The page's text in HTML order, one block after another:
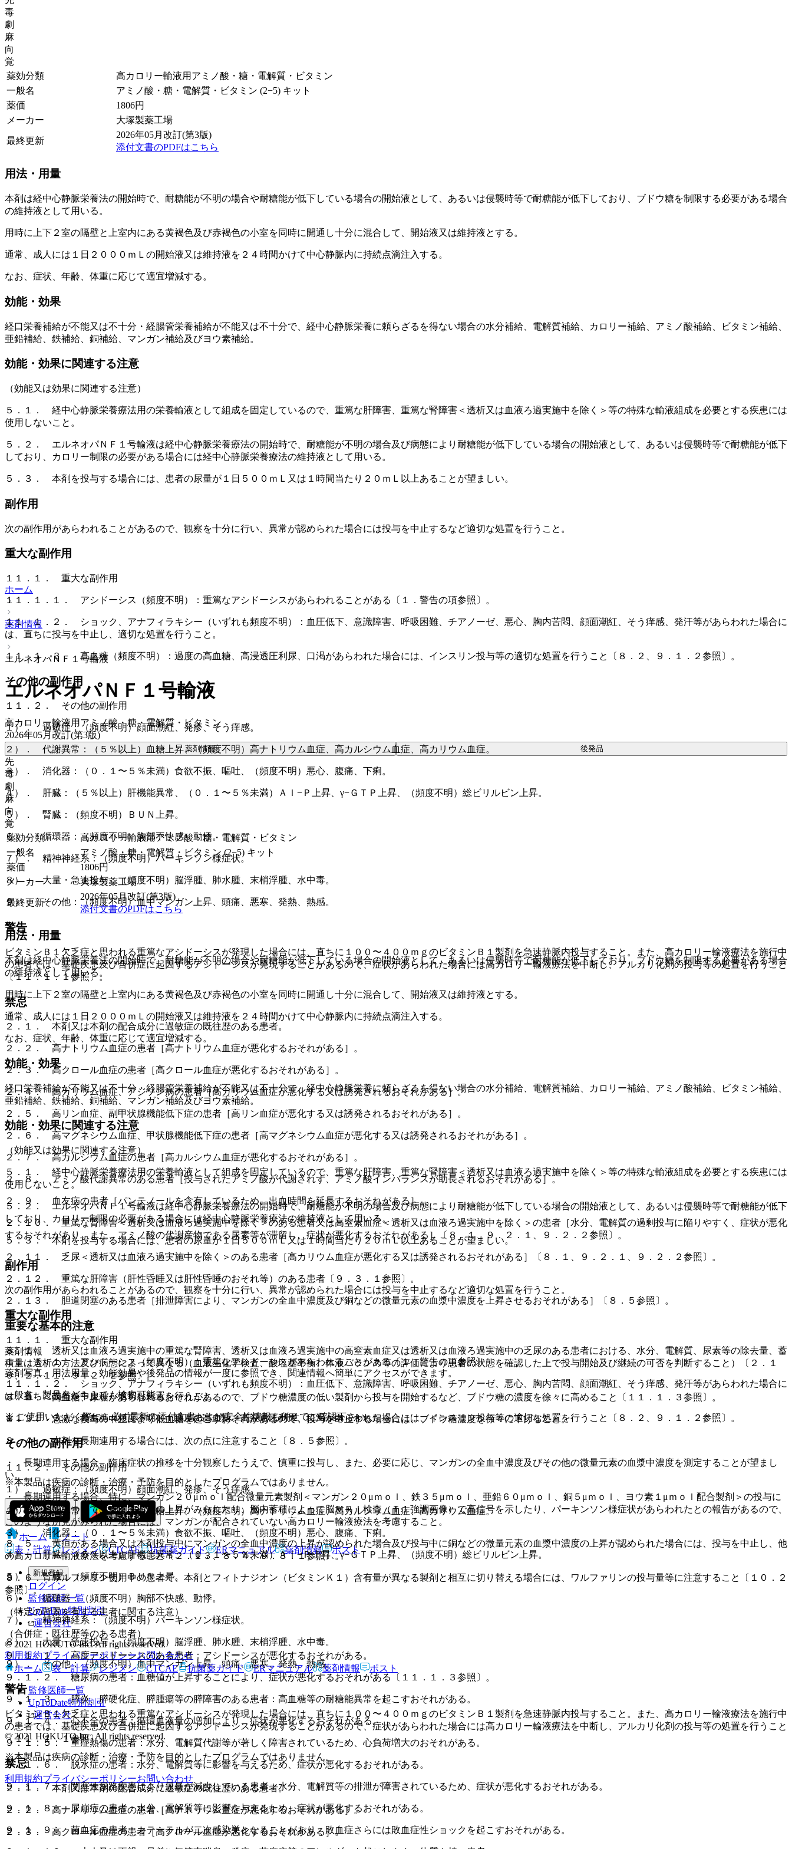
毒
劇
麻
向
覚
薬効分類
高カロリー輸液用アミノ酸・糖・電解質・ビタミン
一般名
アミノ酸・糖・電解質・ビタミン (2−5) キット
薬価
1806円
メーカー
大塚製薬工場
最終更新
2026年05月改訂(第3版)
添付文書のPDFはこちら
用法・用量
本剤は経中心静脈栄養法の開始時で、耐糖能が不明の場合や耐糖能が低下している場合の開始液として、あるいは侵襲時等で耐糖能が低下しており、ブドウ糖を制限する必要がある場合
の維持液として用いる。
用時に上下２室の隔壁と上室内にある黄褐色及び赤褐色の小室を同時に開通し十分に混合して、開始液又は維持液とする。
通常、成人には１日２０００ｍＬの開始液又は維持液を２４時間かけて中心静脈内に持続点滴注入する。
なお、症状、年齢、体重に応じて適宜増減する。
効能・効果
経口栄養補給が不能又は不十分・経腸管栄養補給が不能又は不十分で、経中心静脈栄養に頼らざるを得ない場合の水分補給、電解質補給、カロリー補給、アミノ酸補給、ビタミン補給、
亜鉛補給、鉄補給、銅補給、マンガン補給及びヨウ素補給。
効能・効果に関連する注意
（効能又は効果に関連する注意）
５．１． 経中心静脈栄養療法用の栄養輸液として組成を固定しているので、重篤な肝障害、重篤な腎障害＜透析又は血液ろ過実施中を除く＞等の特殊な輸液組成を必要とする疾患には
使用しないこと。
５．２． エルネオパＮＦ１号輸液は経中心静脈栄養療法の開始時で、耐糖能が不明の場合及び病態により耐糖能が低下している場合の開始液として、あるいは侵襲時等で耐糖能が低下
しており、カロリー制限の必要がある場合には経中心静脈栄養療法の維持液として用いる。
５．３． 本剤を投与する場合には、患者の尿量が１日５００ｍＬ又は１時間当たり２０ｍＬ以上あることが望ましい。
副作用
次の副作用があらわれることがあるので、観察を十分に行い、異常が認められた場合には投与を中止するなど適切な処置を行うこと。
重大な副作用
１１．１． 重大な副作用
１１．１．１． アシドーシス（頻度不明）：重篤なアシドーシスがあらわれることがある〔１．警告の項参照〕。
１１．１．２． ショック、アナフィラキシー（いずれも頻度不明）：血圧低下、意識障害、呼吸困難、チアノーゼ、悪心、胸内苦悶、顔面潮紅、そう痒感、発汗等があらわれた場合に
は、直ちに投与を中止し、適切な処置を行うこと。
１１．１．３． 高血糖（頻度不明）：過度の高血糖、高浸透圧利尿、口渇があらわれた場合には、インスリン投与等の適切な処置を行うこと〔８．２、９．１．２参照〕。
その他の副作用
１１．２． その他の副作用
１）． 過敏症：（頻度不明）顔面潮紅、発疹、そう痒感。
２）． 代謝異常：（５％以上）血糖上昇、（頻度不明）高ナトリウム血症、高カルシウム血症、高カリウム血症。
３）． 消化器：（０．１〜５％未満）食欲不振、嘔吐、（頻度不明）悪心、腹痛、下痢。
４）． 肝臓：（５％以上）肝機能異常、（０．１〜５％未満）Ａｌ−Ｐ上昇、γ−ＧＴＰ上昇、（頻度不明）総ビリルビン上昇。
５）． 腎臓：（頻度不明）ＢＵＮ上昇。
６）． 循環器：（頻度不明）胸部不快感、動悸。
７）． 精神神経系：（頻度不明）パーキンソン様症状。
８）． 大量・急速投与：（頻度不明）脳浮腫、肺水腫、末梢浮腫、水中毒。
９）． その他：（頻度不明）血中マンガン上昇、頭痛、悪寒、発熱、熱感。
警告
ビタミンＢ１欠乏症と思われる重篤なアシドーシスが発現した場合には、直ちに１００〜４００ｍｇのビタミンＢ１製剤を急速静脈内投与すること。また、高カロリー輸液療法を施行中
の患者では、基礎疾患及び合併症に起因するアシドーシスが発現することがあるので、症状があらわれた場合には高カロリー輸液療法を中断し、アルカリ化剤の投与等の処置を行うこと
〔１１．１．１参照〕。
禁忌
２．１． 本剤又は本剤の配合成分に過敏症の既往歴のある患者。
２．２． 高ナトリウム血症の患者［高ナトリウム血症が悪化するおそれがある］。
２．３． 高クロール血症の患者［高クロール血症が悪化するおそれがある］。
２．４． 高カリウム血症、アジソン病の患者［高カリウム血症が悪化する又は誘発されるおそれがある］。
２．５． 高リン血症、副甲状腺機能低下症の患者［高リン血症が悪化する又は誘発されるおそれがある］。
２．６． 高マグネシウム血症、甲状腺機能低下症の患者［高マグネシウム血症が悪化する又は誘発されるおそれがある］。
２．７． 高カルシウム血症の患者［高カルシウム血症が悪化するおそれがある］。
２．８． アミノ酸代謝異常のある患者［投与されたアミノ酸が代謝されず、アミノ酸インバランスが助長されるおそれがある］。
２．９． 血友病の患者［パンテノールを含有しているため、出血時間を延長するおそれがある］。
２．１０． 重篤な腎障害＜透析又は血液ろ過実施中を除く＞のある患者又は高窒素血症＜透析又は血液ろ過実施中を除く＞の患者［水分、電解質の過剰投与に陥りやすく、症状が悪化
するおそれがあり、また、アミノ酸の代謝産物である尿素等が滞留し、症状が悪化するおそれがある］〔８．１、９．２．１、９．２．２参照〕。
２．１１． 乏尿＜透析又は血液ろ過実施中を除く＞のある患者［高カリウム血症が悪化する又は誘発されるおそれがある］〔８．１、９．２．１、９．２．２参照〕。
２．１２． 重篤な肝障害（肝性昏睡又は肝性昏睡のおそれ等）のある患者〔９．３．１参照〕。
２．１３． 胆道閉塞のある患者［排泄障害により、マンガンの全血中濃度及び銅などの微量元素の血漿中濃度を上昇させるおそれがある］〔８．５参照〕。
重要な基本的注意
８．１． 透析又は血液ろ過実施中の重篤な腎障害、透析又は血液ろ過実施中の高窒素血症又は透析又は血液ろ過実施中の乏尿のある患者における、水分、電解質、尿素等の除去量、蓄
積量は透析の方法及び病態によって異なる（血液生化学検査、酸塩基平衡、体液バランス等の評価により患者の状態を確認した上で投与開始及び継続の可否を判断すること）〔２．１
０、２．１１、９．２．２参照〕。
８．２． 高血糖、尿糖があらわれるおそれがあるので、ブドウ糖濃度の低い製剤から投与を開始するなど、ブドウ糖の濃度を徐々に高めること〔１１．１．３参照〕。
８．３． 急激な投与の中止により低血糖を起こすおそれがあるので、投与を中止する場合には、ブドウ糖濃度を徐々に下げること。
８．４． 本剤を長期連用する場合には、次の点に注意すること〔８．５参照〕。
・ 長期連用する場合、臨床症状の推移を十分観察したうえで、慎重に投与し、また、必要に応じ、マンガンの全血中濃度及びその他の微量元素の血漿中濃度を測定することが望まし
い。
・ 長期連用する場合、特に、マンガン２０μｍｏｌ配合微量元素製剤＜マンガン２０μｍｏｌ、鉄３５μｍｏｌ、亜鉛６０μｍｏｌ、銅５μｍｏｌ、ヨウ素１μｍｏｌ配合製剤＞の投与に
よりマンガンについては全血中濃度の上昇がみられたり、脳内蓄積によって脳ＭＲＩ検査（Ｔ１強調画像）で高信号を示したり、パーキンソン様症状があらわれたとの報告があるので、
このような所見がみられた場合には、マンガンが配合されていない高カロリー輸液療法を考慮すること。
８．５． 黄疸がある場合又は本剤投与中にマンガンの全血中濃度の上昇が認められた場合及び投与中に銅などの微量元素の血漿中濃度の上昇が認められた場合には、投与を中止し、他
の高カロリー輸液療法を考慮すること〔２．１３、８．４、９．３．１参照〕。
８．６． ワルファリン使用中の患者で、本剤とフィトナジオン（ビタミンＫ１）含有量が異なる製剤と相互に切り替える場合には、ワルファリンの投与量等に注意すること〔１０．２
参照〕。
（特定の背景を有する患者に関する注意）
（合併症・既往歴等のある患者）
９．１．１． 高度アシドーシスのある患者：アシドーシスが悪化するおそれがある。
９．１．２． 糖尿病の患者：血糖値が上昇することにより、症状が悪化するおそれがある〔１１．１．３参照〕。
９．１．３． 膵炎、膵硬化症、膵腫瘍等の膵障害のある患者：高血糖等の耐糖能異常を起こすおそれがある。
９．１．４． 心不全の患者：循環血液量の増加により、症状が悪化するおそれがある。
９．１．５． 重症熱傷の患者：水分、電解質代謝等が著しく障害されているため、心負荷増大のおそれがある。
９．１．６． 脱水症の患者：水分、電解質等に影響を与えるため、症状が悪化するおそれがある。
９．１．７． 閉塞性尿路疾患により尿量が減少している患者：水分、電解質等の排泄が障害されているため、症状が悪化するおそれがある。
９．１．８． 尿崩症の患者：水分、電解質等に影響を与えるため、症状が悪化するおそれがある。
９．１．９． 菌血症の患者：カテーテルが二次感染巣となることがあり、敗血症さらには敗血症性ショックを起こすおそれがある。
ホーム
薬剤情報
エルネオパＮＦ１号輸液
エルネオパＮＦ１号輸液
高カロリー輸液用アミノ酸・糖・電解質・ビタミン
2026年05月改訂(第3版)
薬剤情報 後発品
先
毒
劇
麻
向
覚
薬効分類
高カロリー輸液用アミノ酸・糖・電解質・ビタミン
一般名
アミノ酸・糖・電解質・ビタミン (2−5) キット
薬価
1806円
メーカー
大塚製薬工場
最終更新
2026年05月改訂(第3版)
添付文書のPDFはこちら
用法・用量
本剤は経中心静脈栄養法の開始時で、耐糖能が不明の場合や耐糖能が低下している場合の開始液として、あるいは侵襲時等で耐糖能が低下しており、ブドウ糖を制限する必要がある場合
の維持液として用いる。
用時に上下２室の隔壁と上室内にある黄褐色及び赤褐色の小室を同時に開通し十分に混合して、開始液又は維持液とする。
通常、成人には１日２０００ｍＬの開始液又は維持液を２４時間かけて中心静脈内に持続点滴注入する。
なお、症状、年齢、体重に応じて適宜増減する。
効能・効果
経口栄養補給が不能又は不十分・経腸管栄養補給が不能又は不十分で、経中心静脈栄養に頼らざるを得ない場合の水分補給、電解質補給、カロリー補給、アミノ酸補給、ビタミン補給、
亜鉛補給、鉄補給、銅補給、マンガン補給及びヨウ素補給。
効能・効果に関連する注意
（効能又は効果に関連する注意）
５．１． 経中心静脈栄養療法用の栄養輸液として組成を固定しているので、重篤な肝障害、重篤な腎障害＜透析又は血液ろ過実施中を除く＞等の特殊な輸液組成を必要とする疾患には
使用しないこと。
５．２． エルネオパＮＦ１号輸液は経中心静脈栄養療法の開始時で、耐糖能が不明の場合及び病態により耐糖能が低下している場合の開始液として、あるいは侵襲時等で耐糖能が低下
しており、カロリー制限の必要がある場合には経中心静脈栄養療法の維持液として用いる。
５．３． 本剤を投与する場合には、患者の尿量が１日５００ｍＬ又は１時間当たり２０ｍＬ以上あることが望ましい。
副作用
次の副作用があらわれることがあるので、観察を十分に行い、異常が認められた場合には投与を中止するなど適切な処置を行うこと。
重大な副作用
１１．１． 重大な副作用
１１．１．１． アシドーシス（頻度不明）：重篤なアシドーシスがあらわれることがある〔１．警告の項参照〕。
１１．１．２． ショック、アナフィラキシー（いずれも頻度不明）：血圧低下、意識障害、呼吸困難、チアノーゼ、悪心、胸内苦悶、顔面潮紅、そう痒感、発汗等があらわれた場合に
は、直ちに投与を中止し、適切な処置を行うこと。
１１．１．３． 高血糖（頻度不明）：過度の高血糖、高浸透圧利尿、口渇があらわれた場合には、インスリン投与等の適切な処置を行うこと〔８．２、９．１．２参照〕。
その他の副作用
１１．２． その他の副作用
１）． 過敏症：（頻度不明）顔面潮紅、発疹、そう痒感。
２）． 代謝異常：（５％以上）血糖上昇、（頻度不明）高ナトリウム血症、高カルシウム血症、高カリウム血症。
３）． 消化器：（０．１〜５％未満）食欲不振、嘔吐、（頻度不明）悪心、腹痛、下痢。
４）． 肝臓：（５％以上）肝機能異常、（０．１〜５％未満）Ａｌ−Ｐ上昇、γ−ＧＴＰ上昇、（頻度不明）総ビリルビン上昇。
５）． 腎臓：（頻度不明）ＢＵＮ上昇。
６）． 循環器：（頻度不明）胸部不快感、動悸。
７）． 精神神経系：（頻度不明）パーキンソン様症状。
８）． 大量・急速投与：（頻度不明）脳浮腫、肺水腫、末梢浮腫、水中毒。
９）． その他：（頻度不明）血中マンガン上昇、頭痛、悪寒、発熱、熱感。
警告
ビタミンＢ１欠乏症と思われる重篤なアシドーシスが発現した場合には、直ちに１００〜４００ｍｇのビタミンＢ１製剤を急速静脈内投与すること。また、高カロリー輸液療法を施行中
の患者では、基礎疾患及び合併症に起因するアシドーシスが発現することがあるので、症状があらわれた場合には高カロリー輸液療法を中断し、アルカリ化剤の投与等の処置を行うこと
〔１１．１．１参照〕。
禁忌
２．１． 本剤又は本剤の配合成分に過敏症の既往歴のある患者。
２．２． 高ナトリウム血症の患者［高ナトリウム血症が悪化するおそれがある］。
２．３． 高クロール血症の患者［高クロール血症が悪化するおそれがある］。
薬剤情報
薬剤写真、用法用量、効能効果や後発品の情報が一度に参照でき、関連情報へ簡単にアクセスができます。
一般名、製品名どちらでも検索可能！
※ ご使用いただく際に、必ず最新の添付文書および安全性情報も併せてご確認下さい。
※本製品は疾病の診断・治療・予防を目的としたプログラムではありません。
ホーム
ノート
表・計算
レジメン CTCAE 抗菌薬ガイド ERマニュアル 薬剤情報 ポスト
新規登録
ログイン
監修医師一覧
UpToDate特別割引
運営会社
© 2021 HOKUTO Inc. All rights reserved.
利用規約プライバシーポリシーお問い合わせ
ホーム
表・計算 レジメン CTCAE 抗菌薬ガイド ERマニュアル 薬剤情報 ポスト
監修医師一覧
UpToDate特別割引
運営会社
© 2021 HOKUTO Inc. All rights reserved.
※本製品は疾病の診断・治療・予防を目的としたプログラムではありません。
利用規約プライバシーポリシーお問い合わせ